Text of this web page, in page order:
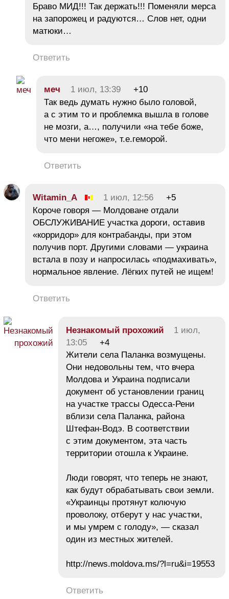
Браво МИД!!! Так держать!!! Поменяли мерса
на запорожец и радуются… Слов нет, одни
матюки…
Ответить
меч 1 июл, 13:39
+10
Так ведь думать нужно было головой,
а с этим то и проблемка вышла в голове
не мозги, а…, получили «на тебе боже,
что мени негоже», т.е.геморой.
Ответить
Witamin_A 1 июл, 12:56
+5
Короче говоря — Молдоване отдали
ОБСЛУЖИВАНИЕ участка дороги, оставив
«корридор» для контрабанды, при этом
получив порт. Другими словами — украина
встала в позу и напросилась «подмахивать»,
нормальное явление. Лёгких путей не ищем!
Ответить
Незнакомый прохожий
1 июл,
13:05
+4
Жители села Паланка возмущены.
Они недовольны тем, что вчера
Молдова и Украина подписали
документ об установлении границ
на участке трассы Одесса-Рени
вблизи села Паланка, района
Штефан-Водэ. В соответствии
с этим документом, эта часть
территории отошла к Украине.
Люди говорят, что теперь не знают,
как будут обрабатывать свои земли.
«Украинцы протянут колючую
проволоку, отберут у нас участки,
и мы умрем с голоду», — сказал
один из местных жителей.
http://news.moldova.ms/?l=ru&i=19553
Ответить